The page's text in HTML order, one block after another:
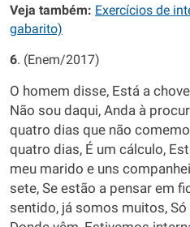
Veja também: Exercícios de
gabarito)
6. (Enem/2017)
O homem disse, Está a
Não sou daqui, Anda à
quatro dias que não
quatro dias, É um cálculo,
meu marido e uns
sete, Se estão a pensar em
sentido, já somos muitos,